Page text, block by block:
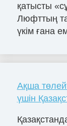
қатысты
Люфттың
үкім ғана
Ақша
үшін